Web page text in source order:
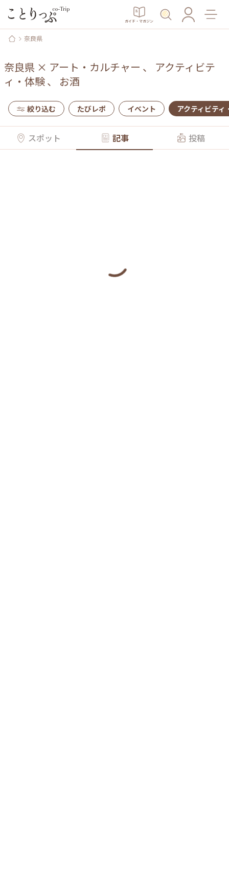
ガイド・マガジン
奈良県
奈良県 × アート・カルチャー 、 アクティビテ
ィ・体験、 お酒
絞り込む たびレポ イベント アクティビティ
スポット 記事 投稿